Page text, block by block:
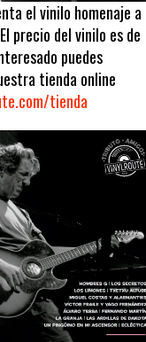
el vinilo homenaje a
precio del vinilo es de
puedes
tienda online
tienda